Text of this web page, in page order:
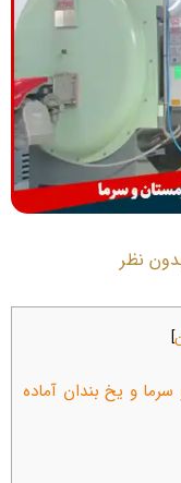
نظر
]
و یخ بندان آماده